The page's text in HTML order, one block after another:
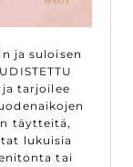
ja suloisen
tarjoilee
täytteitä,
lukuisia
tai